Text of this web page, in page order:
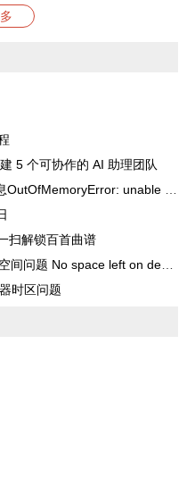
5 个可协作的 AI 助理团队
unable to create new native thread
扫解锁百首曲谱
问题 No space left on device
时区问题